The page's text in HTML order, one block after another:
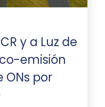
y a Luz de
emisión
por